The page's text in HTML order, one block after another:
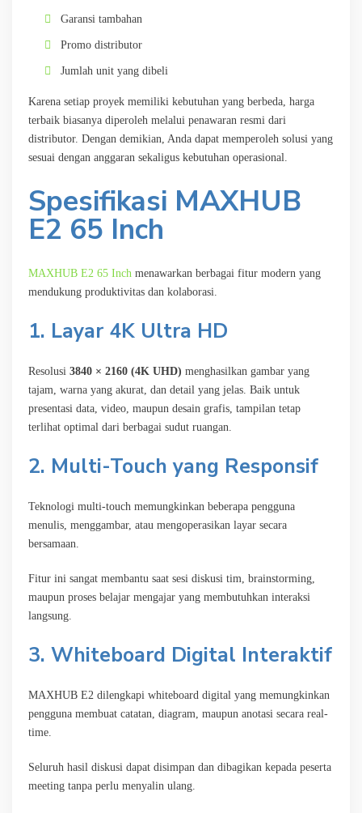
Garansi tambahan
Promo distributor
Jumlah unit yang dibeli
Karena setiap proyek memiliki kebutuhan yang berbeda, harga
terbaik biasanya diperoleh melalui penawaran resmi dari
distributor. Dengan demikian, Anda dapat memperoleh solusi yang
sesuai dengan anggaran sekaligus kebutuhan operasional.
Spesifikasi MAXHUB
E2 65 Inch
MAXHUB E2 65 Inch menawarkan berbagai fitur modern yang
mendukung produktivitas dan kolaborasi.
1. Layar 4K Ultra HD
Resolusi 3840 × 2160 (4K UHD) menghasilkan gambar yang
tajam, warna yang akurat, dan detail yang jelas. Baik untuk
presentasi data, video, maupun desain grafis, tampilan tetap
terlihat optimal dari berbagai sudut ruangan.
2. Multi-Touch yang Responsif
Teknologi multi-touch memungkinkan beberapa pengguna
menulis, menggambar, atau mengoperasikan layar secara
bersamaan.
Fitur ini sangat membantu saat sesi diskusi tim, brainstorming,
maupun proses belajar mengajar yang membutuhkan interaksi
langsung.
3. Whiteboard Digital Interaktif
MAXHUB E2 dilengkapi whiteboard digital yang memungkinkan
pengguna membuat catatan, diagram, maupun anotasi secara real-
time.
Seluruh hasil diskusi dapat disimpan dan dibagikan kepada peserta
meeting tanpa perlu menyalin ulang.